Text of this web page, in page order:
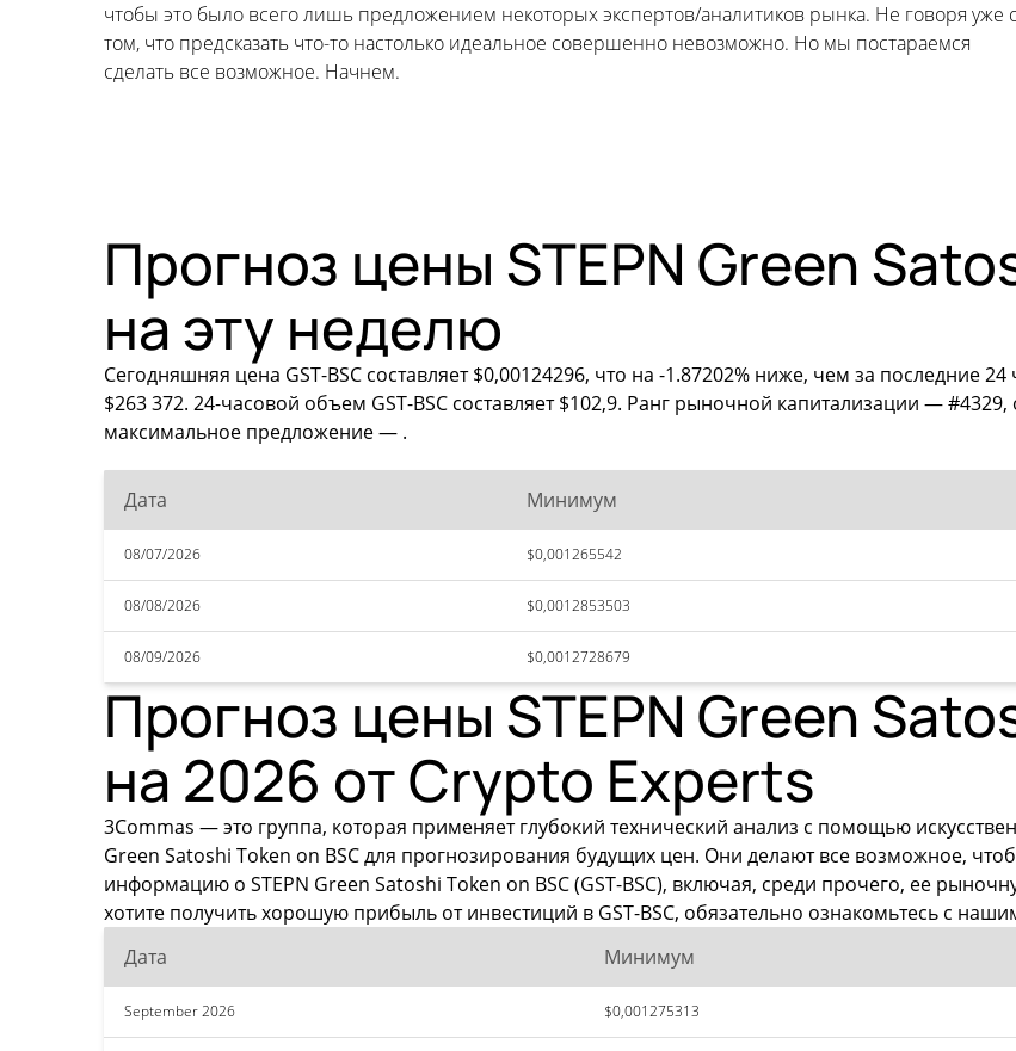
чтобы это было всего лишь предложением некоторых экспертов/аналитиков рынка. Не говоря уже
том, что предсказать что-то настолько идеальное совершенно невозможно. Но мы постараемся
сделать все возможное. Начнем.
Прогноз цены STEPN Green
на эту неделю
Сегодняшняя цена GST-BSC составляет $0,00124296, что на -1.87202% ниже, чем за последние
$263 372. 24-часовой объем GST-BSC составляет $102,9. Ранг рыночной капитализации —
максимальное предложение — .
Дата Минимум
08/07/2026 $0,001265542
08/08/2026 $0,0012853503
08/09/2026 $0,0012728679
Прогноз цены STEPN Green
на 2026 от Crypto Experts
3Commas — это группа, которая применяет глубокий технический анализ с помощью
Green Satoshi Token on BSC для прогнозирования будущих цен. Они делают все возможное,
информацию о STEPN Green Satoshi Token on BSC (GST-BSC), включая, среди прочего, ее
хотите получить хорошую прибыль от инвестиций в GST-BSC, обязательно ознакомьтесь с
Дата
Минимум
September 2026 $0,001275313